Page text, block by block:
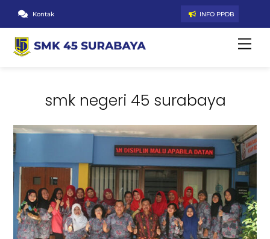
Kontak INFO PPDB
smk negeri 45 surabaya